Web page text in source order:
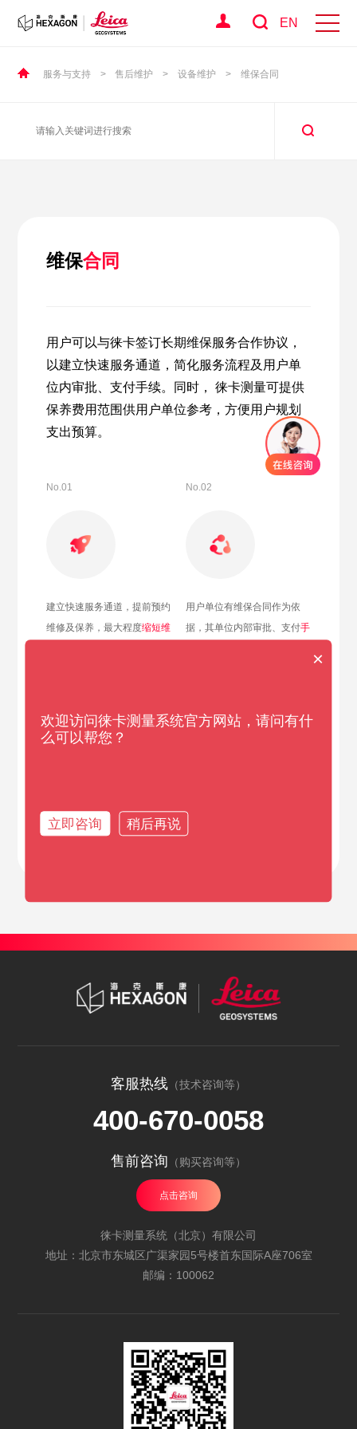
EN
服务与支持 > 售后维护 > 设备维护 > 维保合同
维保合同
用户可以与徕卡签订长期维保服务合作协议，
以建立快速服务通道，简化服务流程及用户单
位内审批、支付手续。同时， 徕卡测量可提供
保养费用范围供用户单位参考，方便用户规划
支出预算。
No.01
建立快速服务通道，提前预约
维修及保养，最大程度缩短维
No.02
用户单位有维保合同作为依
据，其单位内部审批、支付手
用户进行预算规划，必要时
可安排上门体检
客服热线 （技术咨询等）
400-670-0058
售前咨询 （购买咨询等）
点击咨询
徕卡测量系统（北京）有限公司
地址：北京市东城区广渠家园5号楼首东国际A座706室
邮编：100062
×
欢迎访问徕卡测量系统官方网站，请问有什
么可以帮您？
立即咨询 稍后再说